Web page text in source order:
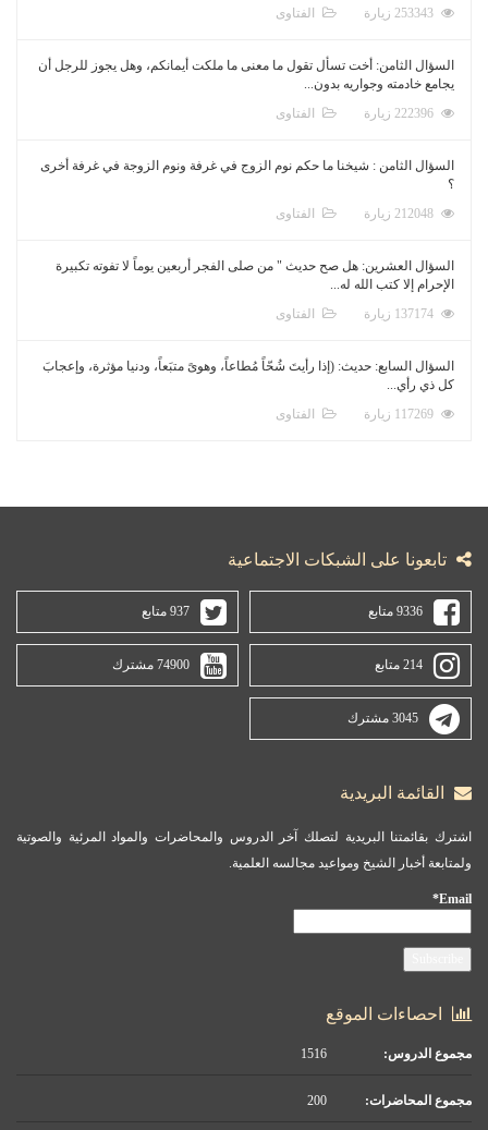
الفتاوى
السؤال الثامن: أخت تسأل تقول ما معنى ما ملكت أيمانكم، وهل يجوز للرجل أن
يجامع خادمته وجواريه بدون...
الفتاوى
السؤال الثامن : شيخنا ما حكم نوم الزوج في غرفة ونوم الزوجة في غرفة أخرى
؟
الفتاوى
السؤال العشرين: هل صح حديث " من صلى الفجر أربعين يوماً لا تفوته تكبيرة
الإحرام إلا كتب الله له...
الفتاوى
السؤال السابع: حديث: (إذا رأيتَ شُحّاً مُطاعاً، وهوىً متبَعاً، ودنيا مؤثرة، وإعجابَ
كل ذي رأي...
الفتاوى
تابعونا على الشبكات الاجتماعية
9336 متابع 937 متابع
214 متابع 74900 مشترك
3045 مشترك
القائمة البريدية
اشترك بقائمتنا البريدية لتصلك آخر الدروس والمحاضرات والمواد المرئية والصوتية
ولمتابعة أخبار الشيخ ومواعيد مجالسه العلمية.
Email*
احصاءات الموقع
مجموع الدروس:
مجموع المحاضرات: